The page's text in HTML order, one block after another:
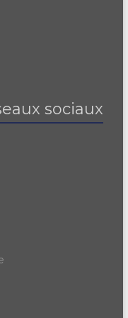
sociaux